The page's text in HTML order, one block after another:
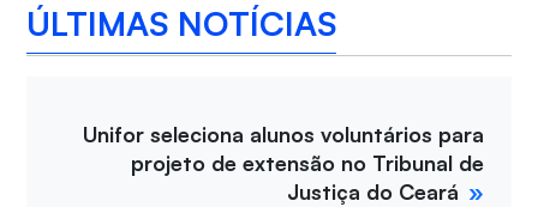
ÚLTIMAS NOTÍCIAS
Unifor seleciona alunos voluntários para
projeto de extensão no Tribunal de
Justiça do Ceará